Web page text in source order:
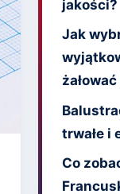
jakości?
Jak
trwałe i
Co